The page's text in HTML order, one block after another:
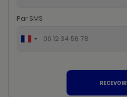
Par SMS
RECEVOIR